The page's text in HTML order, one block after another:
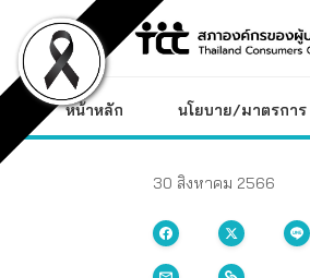
content
หน้าหลัก นโยบาย/มาตรการ
30 สิงหาคม 2566